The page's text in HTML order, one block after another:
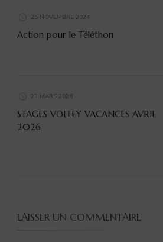
25 NOVEMBRE 2024
Action pour le Téléthon
23 MARS 2026
STAGES VOLLEY VACANCES AVRIL
2026
LAISSER UN COMMENTAIRE